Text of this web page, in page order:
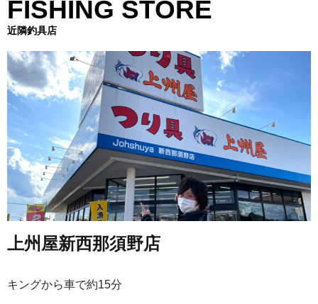
FISHING STORE
近隣釣具店
上州屋新西那須野店
キングから車で約15分